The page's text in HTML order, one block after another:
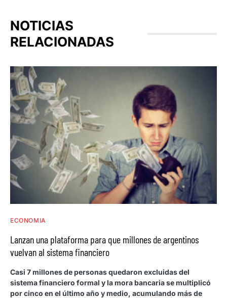
NOTICIAS
RELACIONADAS
ECONOMIA
Lanzan una plataforma para que millones de argentinos
vuelvan al sistema financiero
Casi 7 millones de personas quedaron excluidas del
sistema financiero formal y la mora bancaria se multiplicó
por cinco en el último año y medio, acumulando más de